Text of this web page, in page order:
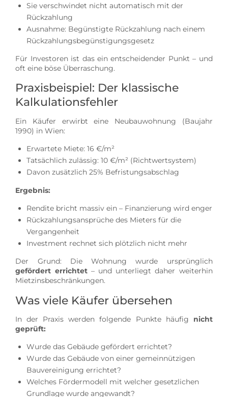
Sie verschwindet nicht automatisch mit der
Rückzahlung
Ausnahme: Begünstigte Rückzahlung nach einem
Rückzahlungsbegünstigungsgesetz
Für Investoren ist das ein entscheidender Punkt – und
oft eine böse Überraschung.
Praxisbeispiel: Der klassische
Kalkulationsfehler
Ein Käufer erwirbt eine Neubauwohnung (Baujahr
1990) in Wien:
Erwartete Miete: 16 €/m²
Tatsächlich zulässig: 10 €/m² (Richtwertsystem)
Davon zusätzlich 25% Befristungsabschlag
Ergebnis:
Rendite bricht massiv ein – Finanzierung wird enger
Rückzahlungsansprüche des Mieters für die
Vergangenheit
Investment rechnet sich plötzlich nicht mehr
Der Grund: Die Wohnung wurde ursprünglich
gefördert errichtet– und unterliegt daher weiterhin
Mietzinsbeschränkungen.
Was viele Käufer übersehen
In der Praxis werden folgende Punkte häufig nicht
geprüft:
Wurde das Gebäude gefördert errichtet?
Wurde das Gebäude von einer gemeinnützigen
Bauvereinigung errichtet?
Welches Fördermodell mit welcher gesetzlichen
Grundlage wurde angewandt?